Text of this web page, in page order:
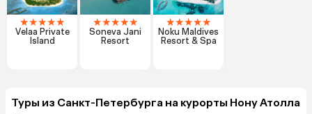
★★★★★
Velaa Private
Island
★★★★★
Soneva Jani
Resort
★★★★★
Noku Maldives
Resort & Spa
Туры из Санкт-Петербурга на курорты Нону Атолла